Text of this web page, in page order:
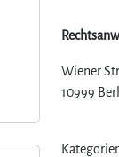
Wiener
10999